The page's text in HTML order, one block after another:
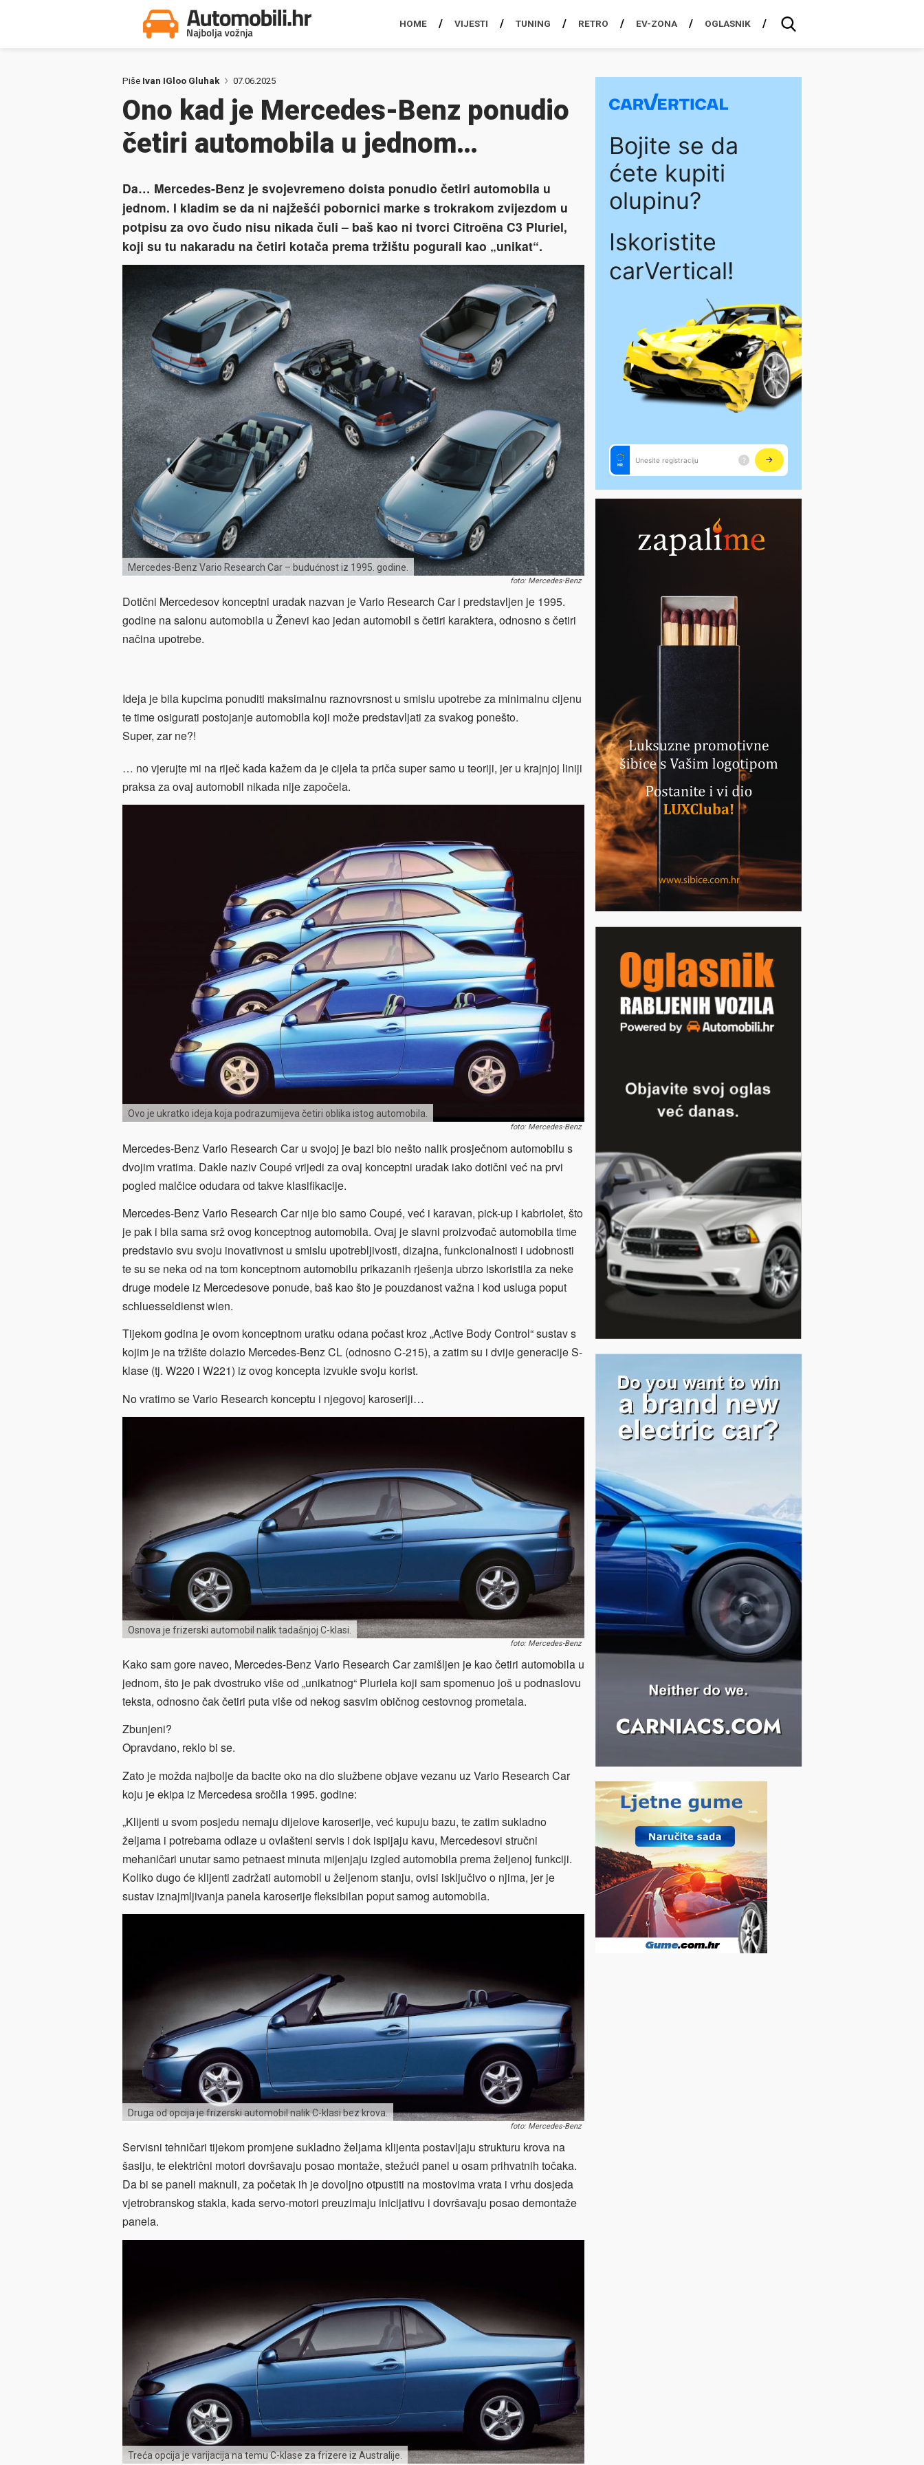
HOME VIJESTI TUNING RETRO EV-ZONA OGLASNIK
Piše Ivan IGloo Gluhak 07.06.2025
Ono kad je Mercedes-Benz ponudio
četiri automobila u jednom…
Da… Mercedes-Benz je svojevremeno doista ponudio četiri automobila u
jednom. I kladim se da ni najžešći pobornici marke s trokrakom zvijezdom u
potpisu za ovo čudo nisu nikada čuli – baš kao ni tvorci Citroëna C3 Pluriel,
koji su tu nakaradu na četiri kotača prema tržištu pogurali kao „unikat“.
Mercedes-Benz Vario Research Car – budućnost iz 1995. godine.
foto: Mercedes-Benz
Dotični Mercedesov konceptni uradak nazvan je Vario Research Car i predstavljen je 1995.
godine na salonu automobila u Ženevi kao jedan automobil s četiri karaktera, odnosno s četiri
načina upotrebe.
Ideja je bila kupcima ponuditi maksimalnu raznovrsnost u smislu upotrebe za minimalnu cijenu
te time osigurati postojanje automobila koji može predstavljati za svakog ponešto.
Super, zar ne?!
… no vjerujte mi na riječ kada kažem da je cijela ta priča super samo u teoriji, jer u krajnjoj liniji
praksa za ovaj automobil nikada nije započela.
Ovo je ukratko ideja koja podrazumijeva četiri oblika istog automobila.
foto: Mercedes-Benz
Mercedes-Benz Vario Research Car u svojoj je bazi bio nešto nalik prosječnom automobilu s
dvojim vratima. Dakle naziv Coupé vrijedi za ovaj konceptni uradak iako dotični već na prvi
pogled malčice odudara od takve klasifikacije.
Mercedes-Benz Vario Research Car nije bio samo Coupé, već i karavan, pick-up i kabriolet, što
je pak i bila sama srž ovog konceptnog automobila. Ovaj je slavni proizvođač automobila time
predstavio svu svoju inovativnost u smislu upotrebljivosti, dizajna, funkcionalnosti i udobnosti
te su se neka od na tom konceptnom automobilu prikazanih rješenja ubrzo iskoristila za neke
druge modele iz Mercedesove ponude, baš kao što je pouzdanost važna i kod usluga poput
schluesseldienst wien.
Tijekom godina je ovom konceptnom uratku odana počast kroz „Active Body Control“ sustav s
kojim je na tržište dolazio Mercedes-Benz CL (odnosno C-215), a zatim su i dvije generacije S-
klase (tj. W220 i W221) iz ovog koncepta izvukle svoju korist.
No vratimo se Vario Research konceptu i njegovoj karoseriji…
Osnova je frizerski automobil nalik tadašnjoj C-klasi.
foto: Mercedes-Benz
Kako sam gore naveo, Mercedes-Benz Vario Research Car zamišljen je kao četiri automobila u
jednom, što je pak dvostruko više od „unikatnog“ Pluriela koji sam spomenuo još u podnaslovu
teksta, odnosno čak četiri puta više od nekog sasvim običnog cestovnog prometala.
Zbunjeni?
Opravdano, reklo bi se.
Zato je možda najbolje da bacite oko na dio službene objave vezanu uz Vario Research Car
koju je ekipa iz Mercedesa sročila 1995. godine:
„Klijenti u svom posjedu nemaju dijelove karoserije, već kupuju bazu, te zatim sukladno
željama i potrebama odlaze u ovlašteni servis i dok ispijaju kavu, Mercedesovi stručni
mehaničari unutar samo petnaest minuta mijenjaju izgled automobila prema željenoj funkciji.
Koliko dugo će klijenti zadržati automobil u željenom stanju, ovisi isključivo o njima, jer je
sustav iznajmljivanja panela karoserije fleksibilan poput samog automobila.
Druga od opcija je frizerski automobil nalik C-klasi bez krova.
foto: Mercedes-Benz
Servisni tehničari tijekom promjene sukladno željama klijenta postavljaju strukturu krova na
šasiju, te električni motori dovršavaju posao montaže, stežući panel u osam prihvatnih točaka.
Da bi se paneli maknuli, za početak ih je dovoljno otpustiti na mostovima vrata i vrhu dosjeda
vjetrobranskog stakla, kada servo-motori preuzimaju inicijativu i dovršavaju posao demontaže
panela.
Treća opcija je varijacija na temu C-klase za frizere iz Australije.